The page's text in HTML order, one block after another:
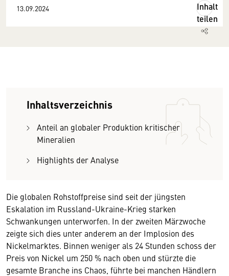
13.09.2024
Inhalt
teilen
Inhaltsverzeichnis
Anteil an globaler Produktion kritischer
Mineralien
Highlights der Analyse
Die globalen Rohstoffpreise sind seit der jüngsten
Eskalation im Russland-Ukraine-Krieg starken
Schwankungen unterworfen. In der zweiten Märzwoche
zeigte sich dies unter anderem an der Implosion des
Nickelmarktes. Binnen weniger als 24 Stunden schoss der
Preis von Nickel um 250 % nach oben und stürzte die
gesamte Branche ins Chaos, führte bei manchen Händlern